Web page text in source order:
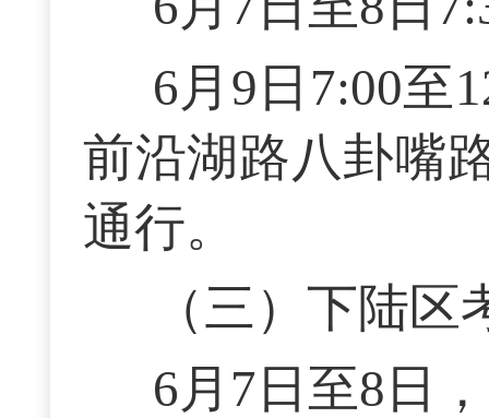
6月9日7:00至
前沿湖路八卦嘴
通行。
（三）下陆区
6月7日至8日